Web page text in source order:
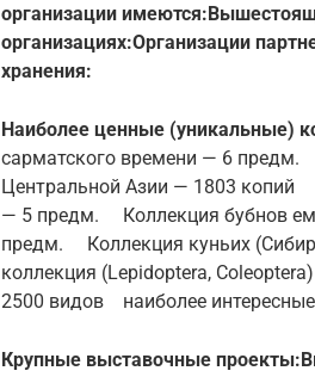
организации имеются:
организациях:Организации
хранения:
Наиболее ценные (уникальные)
сарматского времени — 6 предм.
Центральной Азии — 1803 копий
— 5 предм. Коллекция бубнов
предм. Коллекция куньих
коллекция (Lepidoptera,
2500 видов наиболее
Крупные выставочные проекты: